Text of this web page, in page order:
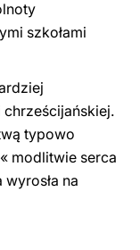
szkołami
typowo
modlitwie serca
na